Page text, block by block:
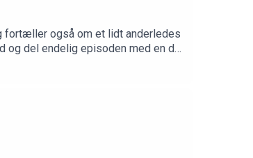
fortæller også om et lidt anderledes
del endelig episoden med en du